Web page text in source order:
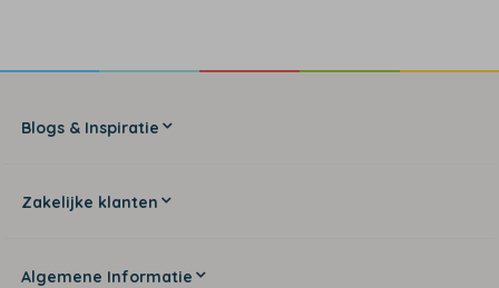
Blogs & Inspiratie
Zakelijke klanten
Algemene Informatie